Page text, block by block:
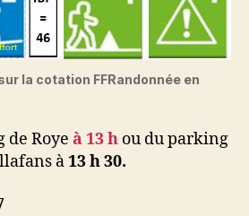
la cotation FFRandonnée en
de Roye à 13 h ou du parking
à13 h 30.